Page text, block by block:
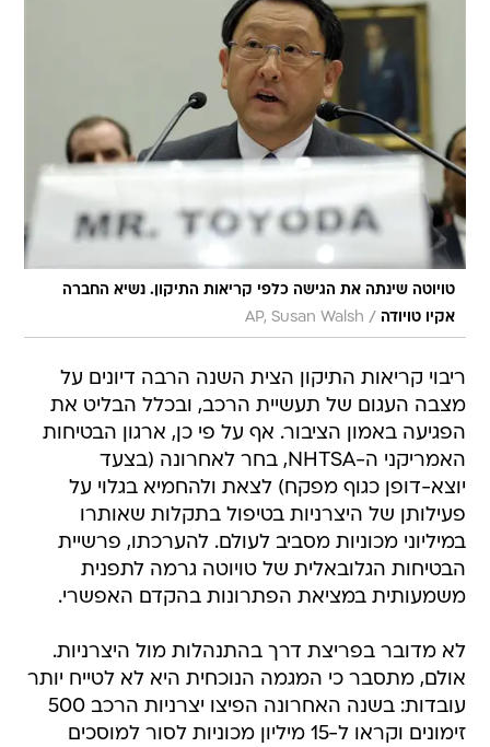
טויוטה שינתה את הגישה כלפי קריאות התיקון. נשיא החברה
אקיו טויודה /
AP, Susan Walsh
ריבוי קריאות התיקון הצית השנה הרבה דיונים על
מצבה העגום של תעשיית הרכב, ובכלל הבליט את
הפגיעה באמון הציבור. אף על פי כן, ארגון הבטיחות
האמריקני ה-NHTSA, בחר לאחרונה (בצעד
יוצא-דופן כגוף מפקח) לצאת ולהחמיא בגלוי על
פעילותן של היצרניות בטיפול בתקלות שאותרו
במיליוני מכוניות מסביב לעולם. להערכתו, פרשיית
הבטיחות הגלובאלית של טויוטה גרמה לתפנית
משמעותית במציאת הפתרונות בהקדם האפשרי.
לא מדובר בפריצת דרך בהתנהלות מול היצרניות.
אולם, מתסבר כי המגמה הנוכחית היא לא לטייח יותר
עובדות: בשנה האחרונה הפיצו יצרניות הרכב 500
זימונים וקראו ל-15 מיליון מכוניות לסור למוסכים